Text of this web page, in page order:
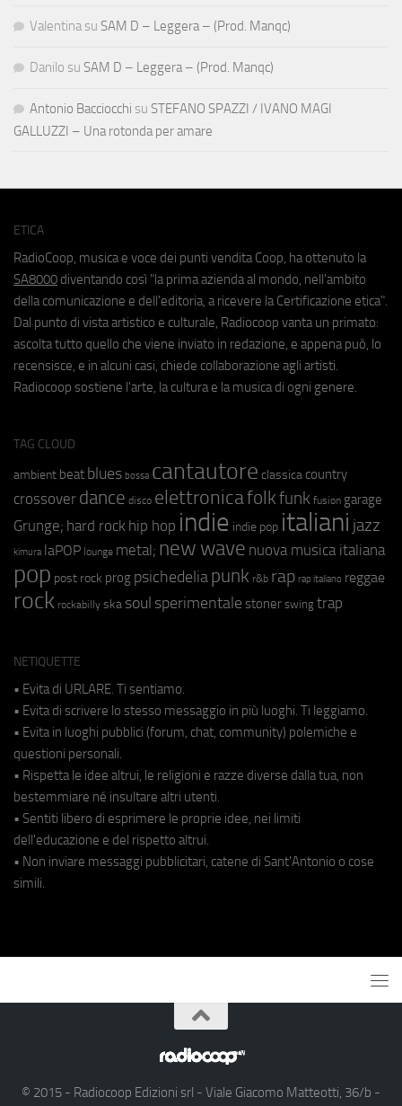
Valentina su SAM D – Leggera – (Prod. Manqc)
Danilo su SAM D – Leggera – (Prod. Manqc)
Antonio Bacciocchi su STEFANO SPAZZI / IVANO MAGI
GALLUZZI – Una rotonda per amare
ETICA
RadioCoop, musica e voce dei punti vendita Coop, ha ottenuto la
SA8000 diventando così "la prima azienda al mondo, nell'ambito
della comunicazione e dell'editoria, a ricevere la Certificazione etica".
Dal punto di vista artistico e culturale, Radiocoop vanta un primato:
ascolta tutto quello che viene inviato in redazione, e appena può, lo
recensisce, e in alcuni casi, chiede collaborazione agli artisti.
Radiocoop sostiene l'arte, la cultura e la musica di ogni genere.
TAG CLOUD
ambient beat blues bossa cantautore classica country
crossover dance disco elettronicafolkfunk fusion garage
Grunge; hard rock hip hop indie indie pop italiani jazz
kimura laPOP lounge metal; new wave nuova musica italiana
pop post rock prog psichedeliapunk r&b rap rap italiano reggae
rock rockabilly ska soul sperimentale stoner swing trap
NETIQUETTE
• Evita di URLARE. Ti sentiamo.
• Evita di scrivere lo stesso messaggio in più luoghi. Ti leggiamo.
• Evita in luoghi pubblici (forum, chat, community) polemiche e
questioni personali.
• Rispetta le idee altrui, le religioni e razze diverse dalla tua, non
bestemmiare né insultare altri utenti.
• Sentiti libero di esprimere le proprie idee, nei limiti
dell'educazione e del rispetto altrui.
• Non inviare messaggi pubblicitari, catene di Sant'Antonio o cose
simili.
© 2015 - Radiocoop Edizioni srl - Viale Giacomo Matteotti, 36/b -